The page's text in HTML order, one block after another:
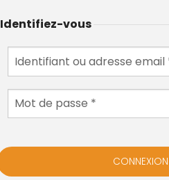
Identifiez-vous